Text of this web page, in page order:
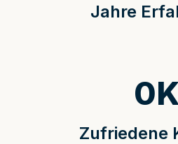
Jahre
Zufriedene
0K